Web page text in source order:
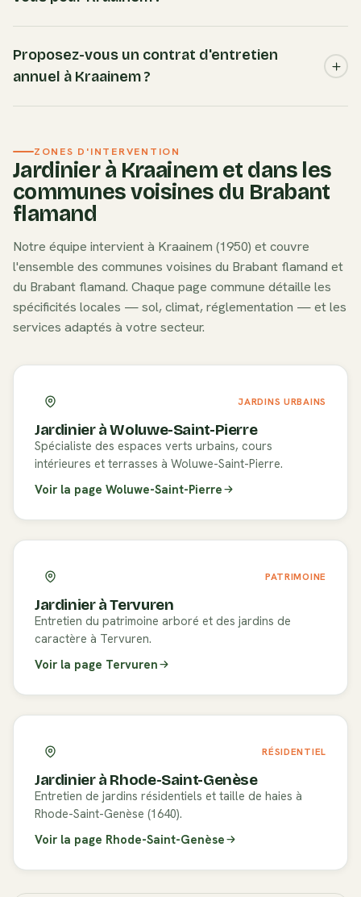
limoneux et au microclimat de Kraainem : charme, hêtre
vert, troène, if. Ces essences sont robustes, peu
Proposez-vous un contrat d'entretien
annuel à Kraainem ?
désherbage, nettoyage saisonnier), un tarif préférentiel et
la même équipe à chaque visite. Idéal pour les jardins
résidentiels du Brabant flamand qui nécessitent un suivi
régulier.
ZONES D'INTERVENTION
Jardinier à Kraainem et dans les
communes voisines du Brabant
flamand
Notre équipe intervient à Kraainem (1950) et couvre
l'ensemble des communes voisines du Brabant flamand et
du Brabant flamand. Chaque page commune détaille les
spécificités locales — sol, climat, réglementation — et les
services adaptés à votre secteur.
JARDINS URBAINS
Jardinier àWoluwe-Saint-Pierre
Spécialiste des espaces verts urbains, cours
intérieures et terrasses à Woluwe-Saint-Pierre.
Voir la page Woluwe-Saint-Pierre
PATRIMOINE
Jardinier àTervuren
Entretien du patrimoine arboré et des jardins de
caractère à Tervuren.
Voir la page Tervuren
RÉSIDENTIEL
Jardinier à Rhode-Saint-Genèse
Entretien de jardins résidentiels et taille de haies à
Rhode-Saint-Genèse (1640).
Voir la page Rhode-Saint-Genèse